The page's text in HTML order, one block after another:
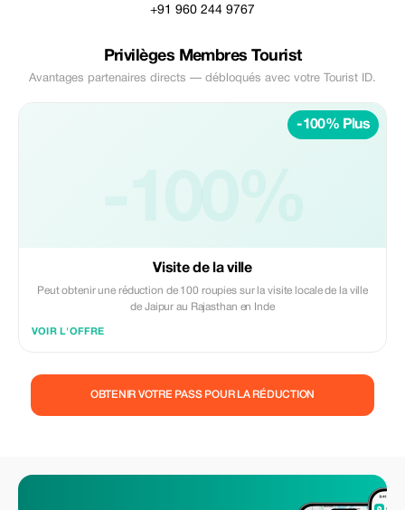
+91 960 244 9767
Privilèges Membres Tourist
Avantages partenaires directs — débloqués avec votre Tourist ID.
-100%
-100% Plus
Visite de la ville
Peut obtenir une réduction de 100 roupies sur la visite locale de la ville
de Jaipur au Rajasthan en Inde
VOIR L'OFFRE
OBTENIR VOTRE PASS POUR LA RÉDUCTION